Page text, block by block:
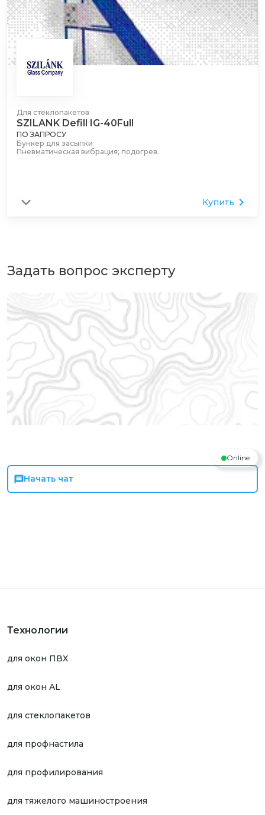
Для стеклопакетов
SZILANK Defill IG-40Full
ПО ЗАПРОСУ
Бункер для засыпки
Пневматическая вибрация; подогрев.
Купить
Задать вопрос эксперту
Online
Начать чат
Технологии
для окон ПВХ
для окон AL
для стеклопакетов
для профнастила
для профилирования
для тяжелого машиностроения